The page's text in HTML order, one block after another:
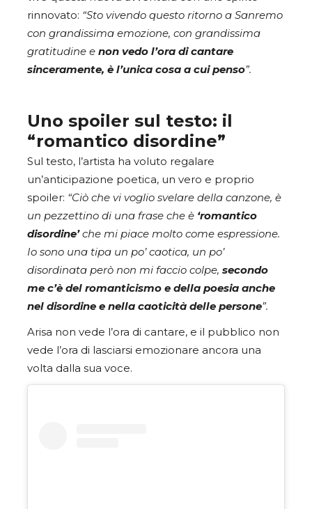
rinnovato: “Sto vivendo questo ritorno a Sanremo
con grandissima emozione, con grandissima
gratitudine e non vedo l’ora di cantare
sinceramente, è l’unica cosa a cui penso”.
Uno spoiler sul testo: il
“romantico disordine”
Sul testo, l’artista ha voluto regalare
un’anticipazione poetica, un vero e proprio
spoiler: “Ciò che vi voglio svelare della canzone, è
un pezzettino di una frase che è ‘romantico
disordine’che mi piace molto come espressione.
Io sono una tipa un po’ caotica, un po’
disordinata però non mi faccio colpe, secondo
me c’è del romanticismo e della poesia anche
nel disordine e nella caoticità delle persone”.
Arisa non vede l’ora di cantare, e il pubblico non
vede l’ora di lasciarsi emozionare ancora una
volta dalla sua voce.